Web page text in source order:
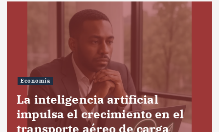
Economía
La inteligencia artificial
impulsa el crecimiento en el
transporte aéreo de carga